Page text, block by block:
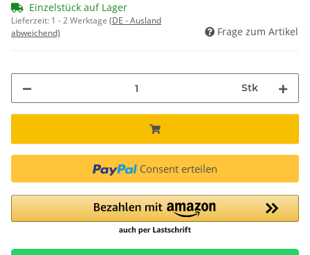
Einzelstück auf Lager
Lieferzeit: 1 - 2 Werktage (DE - Ausland
abweichend)
Frage zum Artikel
Stk
Consent erteilen